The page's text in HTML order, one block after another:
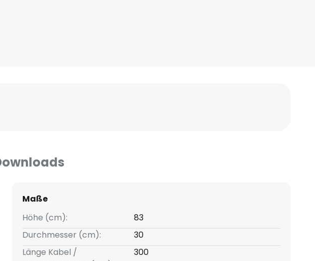
Maße
Höhe (cm):
83
Durchmesser (cm):
30
Länge Kabel /
300